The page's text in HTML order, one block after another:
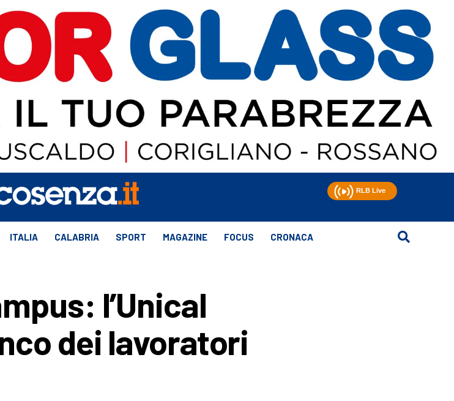
ITALIA CALABRIA SPORT MAGAZINE FOCUS CRONACA
l’Unical
dei lavoratori